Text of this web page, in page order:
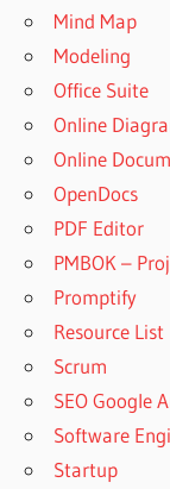
Mind Map
Modeling
Office Suite
Online
Online
OpenDocs
PDF Editor
PMBOK –
Promptify
Resource List
Scrum
SEO Google
Software
Startup